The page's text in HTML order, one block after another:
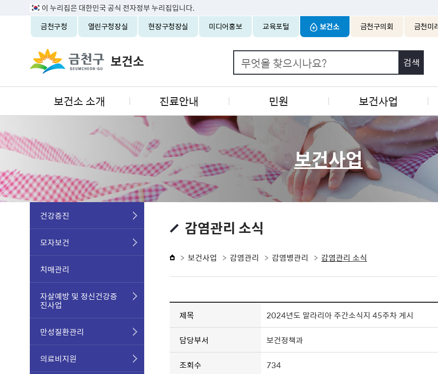
이 누리집은 대한민국 공식 전자정부 누리집입니다.
금천구청
열린구청장실 현장구청장실 미디어홍보 교육포털 보건소 금천구의회 금천미
보건소 소개 진료안내 민원 보건사업
보건사업
건강증진
모자보건
치매관리
자살예방 및 정신건강증
진사업
만성질환관리
의료비지원
감염관리 소식
보건사업 감염관리 감염병관리 감염관리 소식
제목 2024년도 말라리아 주간소식지 45주차 게시
담당부서 보건정책과
조회수 734